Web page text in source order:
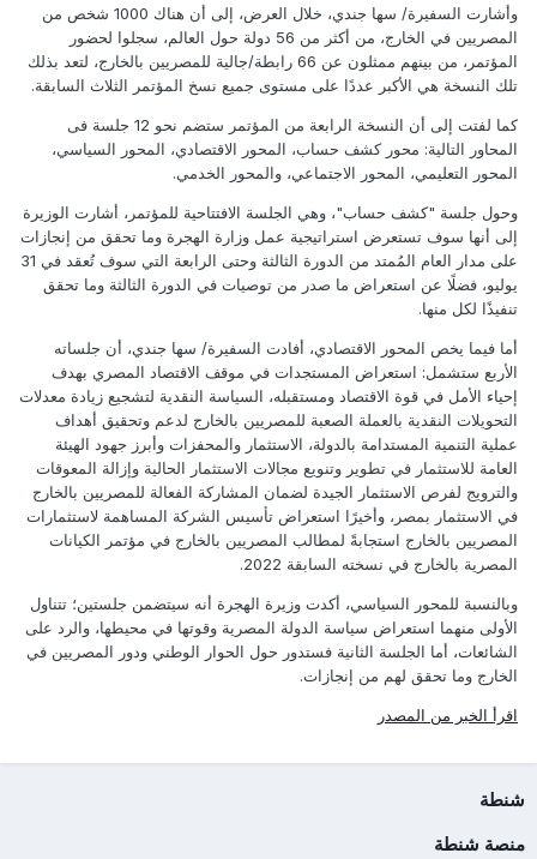
وأشارت السفيرة/ سها جندي، خلال العرض، إلى أن هناك 1000 شخص من
المصريين في الخارج، من أكثر من 56 دولة حول العالم، سجلوا لحضور
المؤتمر، من بينهم ممثلون عن 66 رابطة/جالية للمصريين بالخارج، لتعد بذلك
تلك النسخة هي الأكبر عددًا على مستوى جميع نسخ المؤتمر الثلاث السابقة.
كما لفتت إلى أن النسخة الرابعة من المؤتمر ستضم نحو 12 جلسة فى
المحاور التالية: محور كشف حساب، المحور الاقتصادي، المحور السياسي،
المحور التعليمي، المحور الاجتماعي، والمحور الخدمي.
وحول جلسة "كشف حساب"، وهي الجلسة الافتتاحية للمؤتمر، أشارت الوزيرة
إلى أنها سوف تستعرض استراتيجية عمل وزارة الهجرة وما تحقق من إنجازات
على مدار العام المُمتد من الدورة الثالثة وحتى الرابعة التي سوف تُعقد في 31
يوليو، فضلًا عن استعراض ما صدر من توصيات في الدورة الثالثة وما تحقق
تنفيذًا لكل منها.
أما فيما يخص المحور الاقتصادي، أفادت السفيرة/ سها جندي، أن جلساته
الأربع ستشمل: استعراض المستجدات في موقف الاقتصاد المصري بهدف
إحياء الأمل في قوة الاقتصاد ومستقبله، السياسة النقدية لتشجيع زيادة معدلات
التحويلات النقدية بالعملة الصعبة للمصريين بالخارج لدعم وتحقيق أهداف
عملية التنمية المستدامة بالدولة، الاستثمار والمحفزات وأبرز جهود الهيئة
العامة للاستثمار في تطوير وتنويع مجالات الاستثمار الحالية وإزالة المعوقات
والترويج لفرص الاستثمار الجيدة لضمان المشاركة الفعالة للمصريين بالخارج
في الاستثمار بمصر، وأخيرًا استعراض تأسيس الشركة المساهمة لاستثمارات
المصريين بالخارج استجابةً لمطالب المصريين بالخارج في مؤتمر الكيانات
المصرية بالخارج في نسخته السابقة 2022.
وبالنسبة للمحور السياسي، أكدت وزيرة الهجرة أنه سيتضمن جلستين؛ تتناول
الأولى منهما استعراض سياسة الدولة المصرية وقوتها في محيطها، والرد على
الشائعات، أما الجلسة الثانية فستدور حول الحوار الوطني ودور المصريين في
الخارج وما تحقق لهم من إنجازات.
اقرأ الخبر من المصدر
شنطة
منصة شنطة